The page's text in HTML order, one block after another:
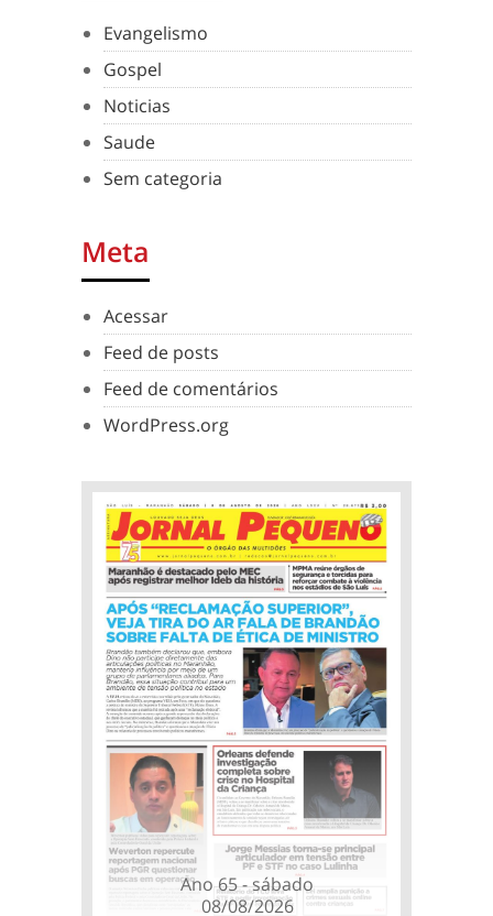
Evangelismo
Gospel
Noticias
Saude
Sem categoria
Meta
Acessar
Feed de posts
Feed de comentários
WordPress.org
Ano 65 - sábado
08/08/2026